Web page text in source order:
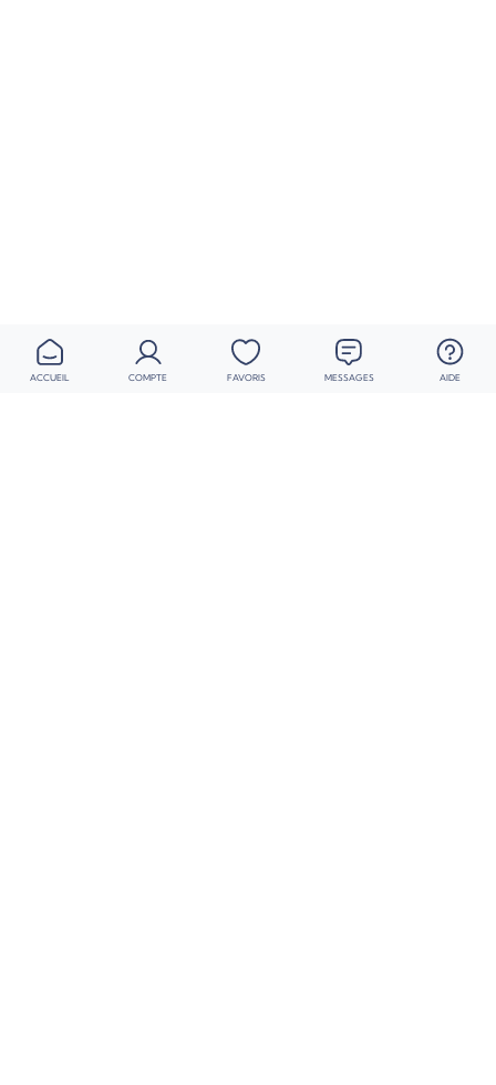
ACCUEIL COMPTE FAVORIS MESSAGES AIDE